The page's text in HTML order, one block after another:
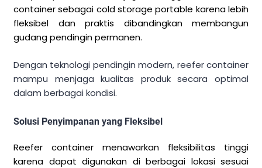
container sebagai cold storage portable karena lebih
fleksibel dan praktis dibandingkan membangun
gudang pendingin permanen.
Dengan teknologi pendingin modern, reefer container
mampu menjaga kualitas produk secara optimal
dalam berbagai kondisi.
Solusi Penyimpanan yang Fleksibel
Reefer container menawarkan fleksibilitas tinggi
karena dapat digunakan di berbagai lokasi sesuai